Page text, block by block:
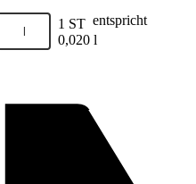
l 1 ST entspricht
0,020 l